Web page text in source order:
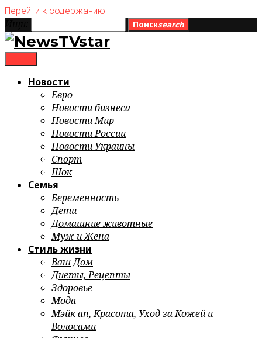
Перейти к содержанию
Поискsearch
Новости
Евро
Новости бизнеса
Новости Мир
Новости России
Новости Украины
Спорт
Шок
Семья
Беременность
Дети
Домашние животные
Муж и Жена
Стиль жизни
Ваш Дом
Диеты, Рецепты
Здоровье
Мода
Мэйк ап, Красота, Уход за Кожей и
Волосами